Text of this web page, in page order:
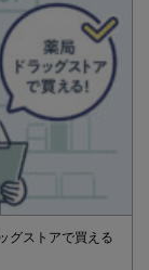
グストアで買える